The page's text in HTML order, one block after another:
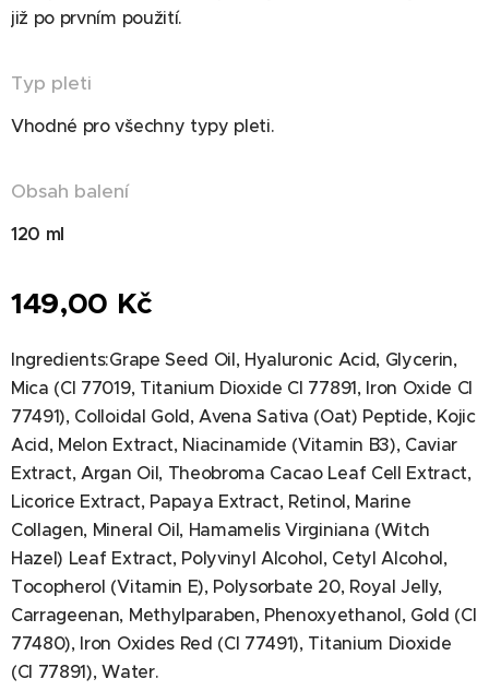
již po prvním použití.
Typ pleti
Vhodné pro všechny typy pleti.
Obsah balení
120 ml
149,00 Kč
Ingredients:Grape Seed Oil, Hyaluronic Acid, Glycerin,
Mica (CI 77019, Titanium Dioxide CI 77891, Iron Oxide CI
77491), Colloidal Gold, Avena Sativa (Oat) Peptide, Kojic
Acid, Melon Extract, Niacinamide (Vitamin B3), Caviar
Extract, Argan Oil, Theobroma Cacao Leaf Cell Extract,
Licorice Extract, Papaya Extract, Retinol, Marine
Collagen, Mineral Oil, Hamamelis Virginiana (Witch
Hazel) Leaf Extract, Polyvinyl Alcohol, Cetyl Alcohol,
Tocopherol (Vitamin E), Polysorbate 20, Royal Jelly,
Carrageenan, Methylparaben, Phenoxyethanol, Gold (CI
77480), Iron Oxides Red (CI 77491), Titanium Dioxide
(CI 77891), Water.